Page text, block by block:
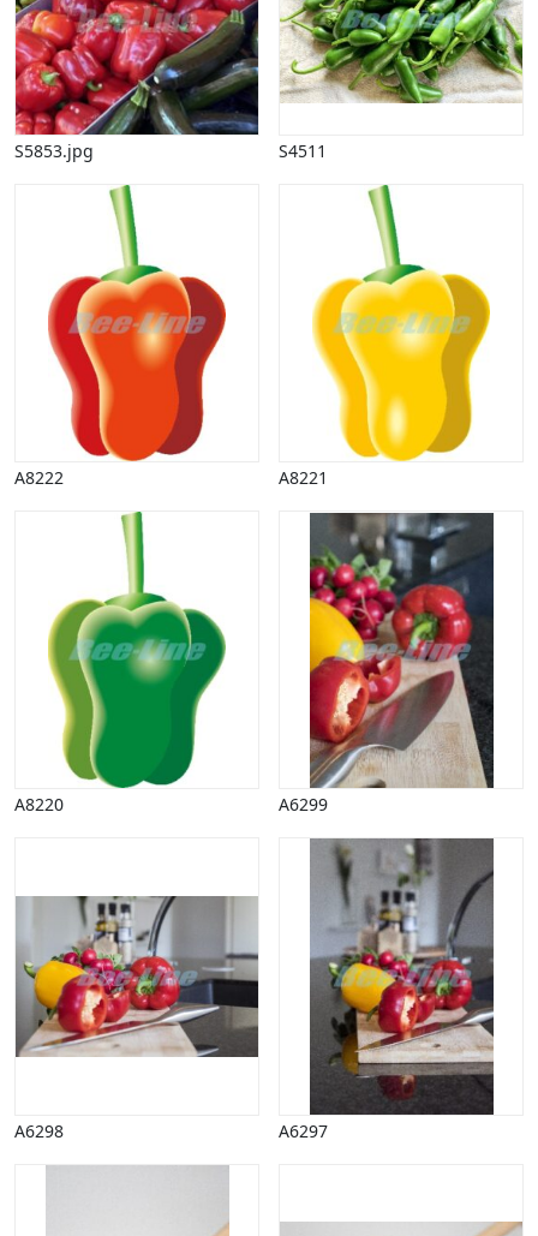
Påske
Penge, finans
Piktogrammer
Pinse
Politik, arbejdsmarked
Restauration, hotel
Scenarier
Skibe, både, søfart
Spil
Sport
Spots
Stjernetegn, astrologi
Sundhed, sygdom
Trafik, færdsel
Uddannelse
Udsalg og andre begreber
Underholdning, kultur
S5853.jpg S4511
A8222 A8221
A8220 A6299
A6298 A6297